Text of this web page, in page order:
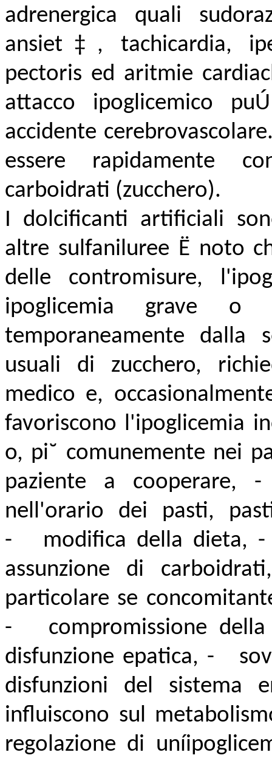
adrenergica quali
ansiet‡, tachicardia,
pectoris ed aritmie
attacco ipoglicemico
accidente
essere rapidamente
carboidrati (zucchero).
I dolcificanti artificiali
altre sulfaniluree Ë noto
delle contromisure,
ipoglicemia grave o
temporaneamente dalla
usuali di zucchero,
medico e,
favoriscono l'ipoglicemia
o, pi˘ comunemente nei
paziente a
nell'orario dei pasti,
- modifica della dieta,
assunzione di
particolare se
- compromissione
disfunzione epatica, -
disfunzioni del sistema
influiscono sul
regolazione di